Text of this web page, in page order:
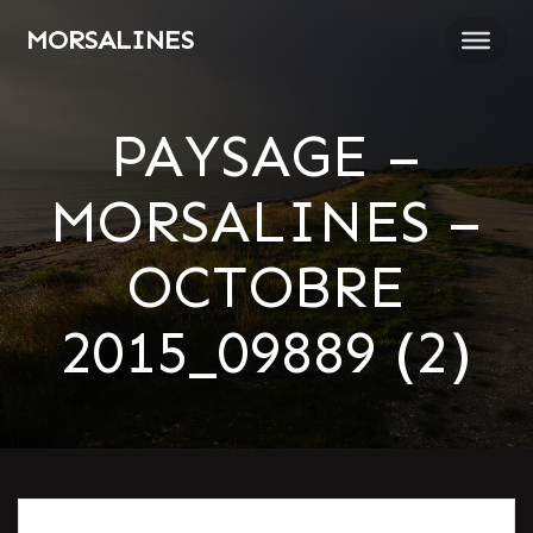
MORSALINES
PAYSAGE –
MORSALINES –
OCTOBRE
2015_09889 (2)